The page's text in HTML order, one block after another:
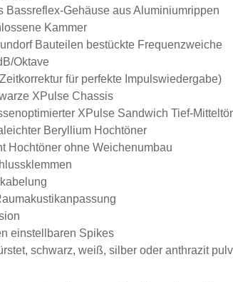
Bassreflex-Gehäuse aus Aluminiumrippen
Kammer
Bauteilen bestückte Frequenzweiche
Oktave
für perfekte Impulswiedergabe)
XPulse Chassis
XPulse Sandwich Tief-
Beryllium Hochtöner
Hochtöner ohne Weichenumbau
einstellbaren Spikes
schwarz, weiß, silber oder anthrazit